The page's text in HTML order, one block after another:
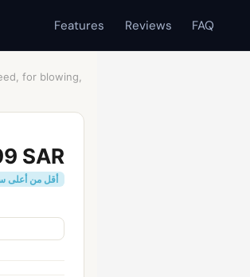
Features Reviews FAQ
for blowing,
SAR
▼ 18.1% أقل من